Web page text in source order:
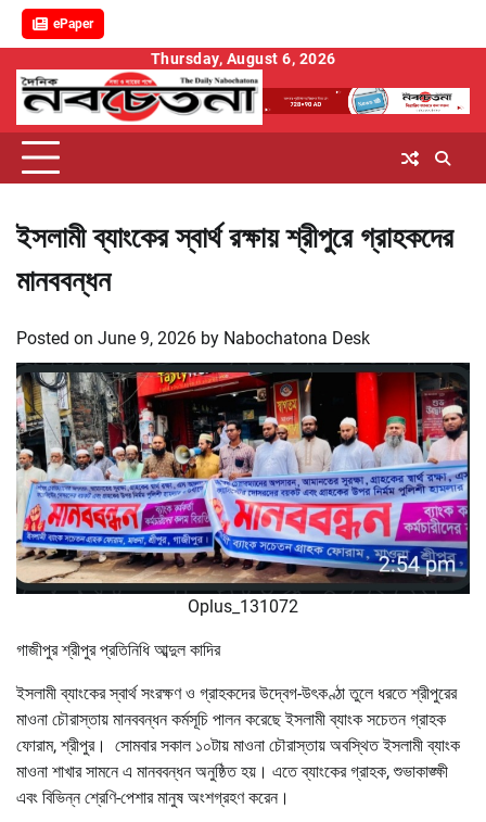
ePaper
content
Thursday, August 6, 2026
ইসলামী ব্যাংকের স্বার্থ রক্ষায় শ্রীপুরে গ্রাহকদের
মানববন্ধন
Posted on June 9, 2026 by Nabochatona Desk
Oplus_131072
গাজীপুর শ্রীপুর প্রতিনিধি আব্দুল কাদির
ইসলামী ব্যাংকের স্বার্থ সংরক্ষণ ও গ্রাহকদের উদ্বেগ-উৎকণ্ঠা তুলে ধরতে শ্রীপুরের
মাওনা চৌরাস্তায় মানববন্ধন কর্মসূচি পালন করেছে ইসলামী ব্যাংক সচেতন গ্রাহক
ফোরাম, শ্রীপুর। সোমবার সকাল ১০টায় মাওনা চৌরাস্তায় অবস্থিত ইসলামী ব্যাংক
মাওনা শাখার সামনে এ মানববন্ধন অনুষ্ঠিত হয়। এতে ব্যাংকের গ্রাহক, শুভাকাঙ্ক্ষী
এবং বিভিন্ন শ্রেণি-পেশার মানুষ অংশগ্রহণ করেন।